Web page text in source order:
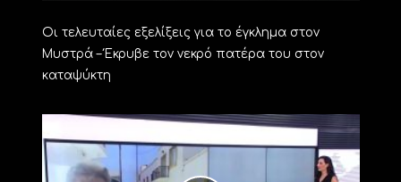
Οι τελευταίες εξελίξεις για το έγκλημα στον
Μυστρά – Έκρυβε τον νεκρό πατέρα του στον
καταψύκτη